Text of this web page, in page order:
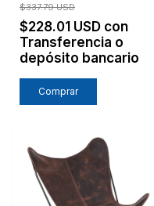
$337.79 USD
$228.01 USD con
Transferencia o
depósito bancario
Comprar